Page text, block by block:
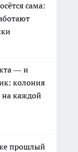
сама:
— и
колония
на каждой
прошлый